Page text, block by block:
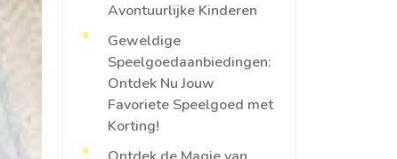
Avontuurlijke Kinderen
Geweldige
Speelgoedaanbiedingen:
Ontdek Nu Jouw
Favoriete Speelgoed met
Korting!